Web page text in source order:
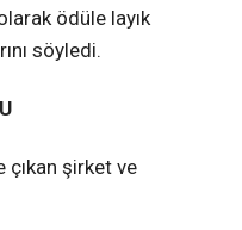
ödüle layık
söyledi.
çıkan şirket ve